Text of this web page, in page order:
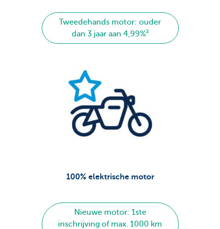
Tweedehands motor: ouder
dan 3 jaar aan 4,99%²
100% elektrische motor
Nieuwe motor: 1ste
inschrijving of max. 1000 km